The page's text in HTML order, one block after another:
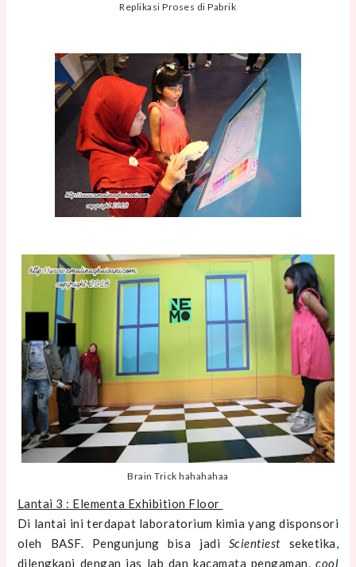
Replikasi Proses di Pabrik
Brain Trick hahahahaa
Lantai 3 : Elementa Exhibition Floor
Di lantai ini terdapat laboratorium kimia yang disponsori
oleh BASF. Pengunjung bisa jadi Scientiestseketika,
dilengkapi dengan jas lab dan kacamata pengaman,cool